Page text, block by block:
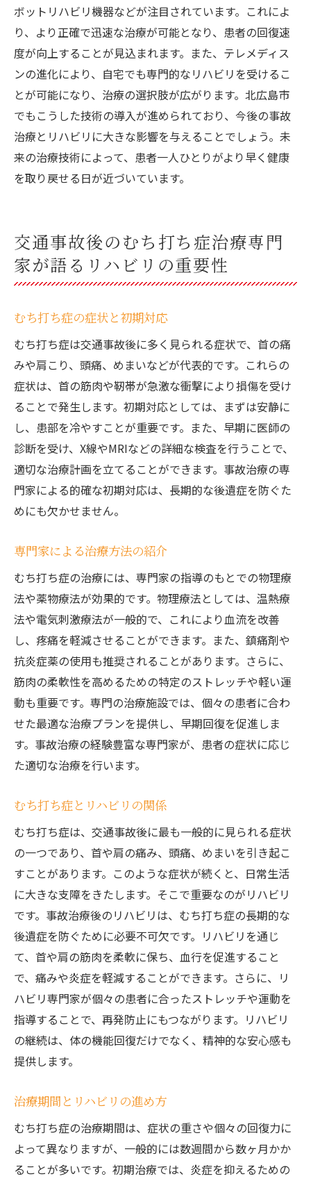
ボットリハビリ機器などが注目されています。これによ
り、より正確で迅速な治療が可能となり、患者の回復速
度が向上することが見込まれます。また、テレメディス
ンの進化により、自宅でも専門的なリハビリを受けるこ
とが可能になり、治療の選択肢が広がります。北広島市
でもこうした技術の導入が進められており、今後の事故
治療とリハビリに大きな影響を与えることでしょう。未
来の治療技術によって、患者一人ひとりがより早く健康
を取り戻せる日が近づいています。
交通事故後のむち打ち症治療専門
家が語るリハビリの重要性
むち打ち症の症状と初期対応
むち打ち症は交通事故後に多く見られる症状で、首の痛
みや肩こり、頭痛、めまいなどが代表的です。これらの
症状は、首の筋肉や靭帯が急激な衝撃により損傷を受け
ることで発生します。初期対応としては、まずは安静に
し、患部を冷やすことが重要です。また、早期に医師の
診断を受け、X線やMRIなどの詳細な検査を行うことで、
適切な治療計画を立てることができます。事故治療の専
門家による的確な初期対応は、長期的な後遺症を防ぐた
めにも欠かせません。
専門家による治療方法の紹介
むち打ち症の治療には、専門家の指導のもとでの物理療
法や薬物療法が効果的です。物理療法としては、温熱療
法や電気刺激療法が一般的で、これにより血流を改善
し、疼痛を軽減させることができます。また、鎮痛剤や
抗炎症薬の使用も推奨されることがあります。さらに、
筋肉の柔軟性を高めるための特定のストレッチや軽い運
動も重要です。専門の治療施設では、個々の患者に合わ
せた最適な治療プランを提供し、早期回復を促進しま
す。事故治療の経験豊富な専門家が、患者の症状に応じ
た適切な治療を行います。
むち打ち症とリハビリの関係
むち打ち症は、交通事故後に最も一般的に見られる症状
の一つであり、首や肩の痛み、頭痛、めまいを引き起こ
すことがあります。このような症状が続くと、日常生活
に大きな支障をきたします。そこで重要なのがリハビリ
です。事故治療後のリハビリは、むち打ち症の長期的な
後遺症を防ぐために必要不可欠です。リハビリを通じ
て、首や肩の筋肉を柔軟に保ち、血行を促進すること
で、痛みや炎症を軽減することができます。さらに、リ
ハビリ専門家が個々の患者に合ったストレッチや運動を
指導することで、再発防止にもつながります。リハビリ
の継続は、体の機能回復だけでなく、精神的な安心感も
提供します。
治療期間とリハビリの進め方
むち打ち症の治療期間は、症状の重さや個々の回復力に
よって異なりますが、一般的には数週間から数ヶ月かか
ることが多いです。初期治療では、炎症を抑えるための